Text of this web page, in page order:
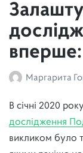
Маргарита
В січні 2020
дослідження
викликом було